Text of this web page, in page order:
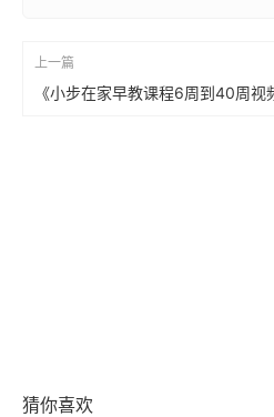
上一篇
《小步在家早教课程6周到40周视
猜你喜欢